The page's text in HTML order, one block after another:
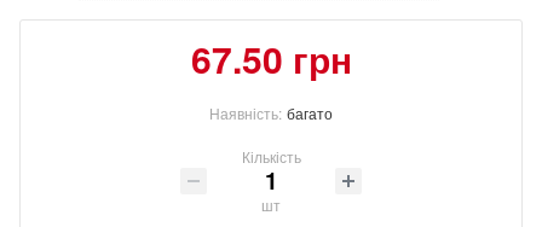
67.50 грн
Наявність: багато
Кількість
шт